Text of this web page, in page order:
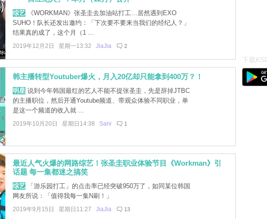
综艺《WORKMAN》张圣圭去加油站打工…居然遇到EXO
SUHO！队长还发出邀约：「下次要不要来当我们的经纪人？」
结果真的成了，这个月（1 ...
2019年12月2日 星期一13:32 JiaJia 2
韩主播转型Youtuber爆火，月入20亿却只能拿到400万？！
明星说到今年韩国最红的艺人不能不提张圣圭，先是辞掉JTBC
的主播职位，然后开通Youtube频道、带观众体验不同职业，单
是这一个频道的收入就 ...
2019年10月20日 星期日14:38 Sani 1
最近人气火爆的网路综艺！张圣圭职业体验节目《Workman》引
话题 每一集都迷之搞笑
综艺「游乐园打工」的点击率已经突破950万了，如同某位韩国
网友所说：「值得我每一集N刷！」
2019年9月15日 星期日11:27 JiaJia 13
下载